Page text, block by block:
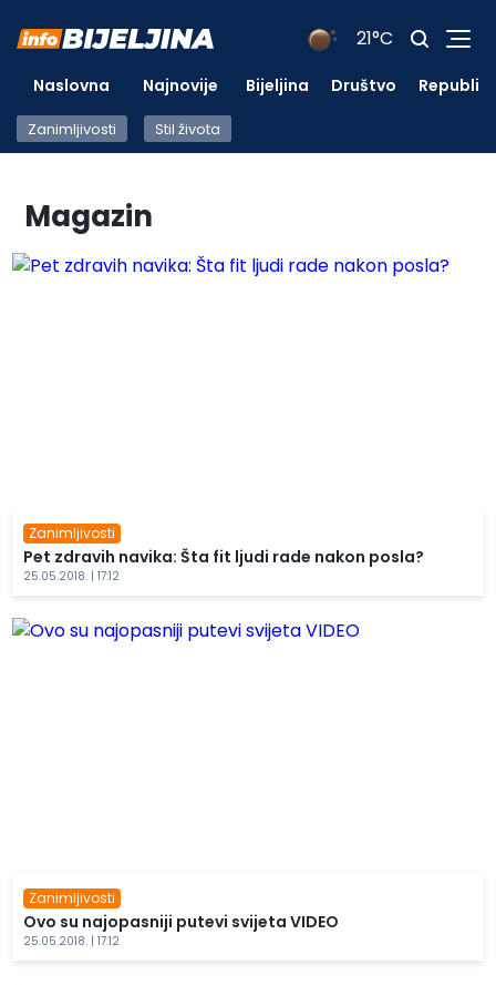
21°C
Naslovna Najnovije Bijeljina Društvo
Zanimljivosti Stil života
Magazin
Zanimljivosti
Pet zdravih navika: Šta fit ljudi rade nakon posla?
25.05.2018. | 17:12
Zanimljivosti
Ovo su najopasniji putevi svijeta VIDEO
25.05.2018. | 17:12